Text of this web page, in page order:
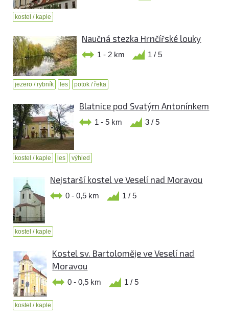
kostel / kaple
Naučná stezka Hrnčířské louky
1 - 2 km 1 / 5
jezero / rybník les potok / řeka
Blatnice pod Svatým Antonínkem
1 - 5 km 3 / 5
kostel / kaple les výhled
Nejstarší kostel ve Veselí nad Moravou
0 - 0,5 km 1 / 5
kostel / kaple
Kostel sv. Bartoloměje ve Veselí nad
Moravou
0 - 0,5 km 1 / 5
kostel / kaple